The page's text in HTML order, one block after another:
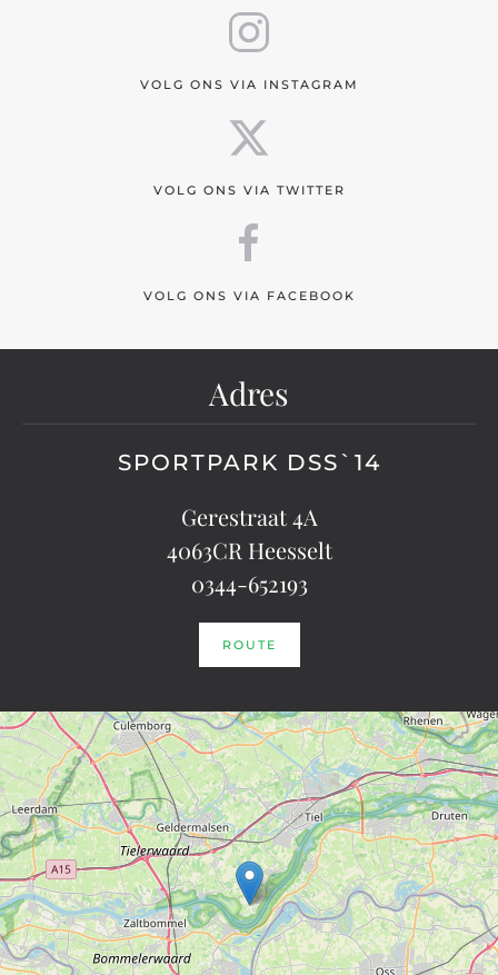
VOLG ONS VIA INSTAGRAM
VOLG ONS VIA TWITTER
VOLG ONS VIA FACEBOOK
Adres
SPORTPARK DSS`14
Gerestraat 4A
4063CR Heesselt
0344-652193
ROUTE